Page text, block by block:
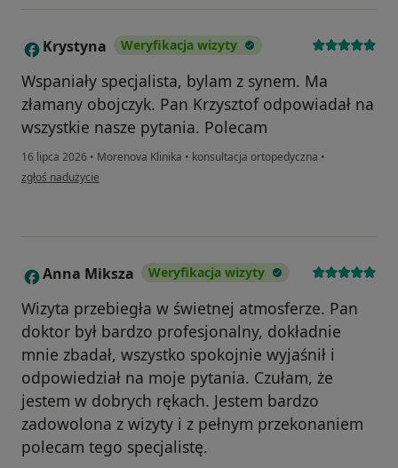
K Krystyna Weryfikacja wizyty
Wspaniały specjalista, bylam z synem. Ma
złamany obojczyk. Pan Krzysztof odpowiadał na
wszystkie nasze pytania. Polecam
16 lipca 2026 • Morenova Klinika • konsultacja ortopedyczna •
w opinii użytkownika Krystyna
zgłoś nadużycie
A Anna Miksza Weryfikacja wizyty
Wizyta przebiegła w świetnej atmosferze. Pan
doktor był bardzo profesjonalny, dokładnie
mnie zbadał, wszystko spokojnie wyjaśnił i
odpowiedział na moje pytania. Czułam, że
jestem w dobrych rękach. Jestem bardzo
zadowolona z wizyty i z pełnym przekonaniem
polecam tego specjalistę.